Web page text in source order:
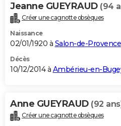
Jeanne GUEYRAUD (94
Créer une cagnotte obsèques
Naissance
02/01/1920 à Salon-de-Provence
Décès
10/12/2014 à Ambérieu-en-
Anne GUEYRAUD (92
Créer une cagnotte obsèques